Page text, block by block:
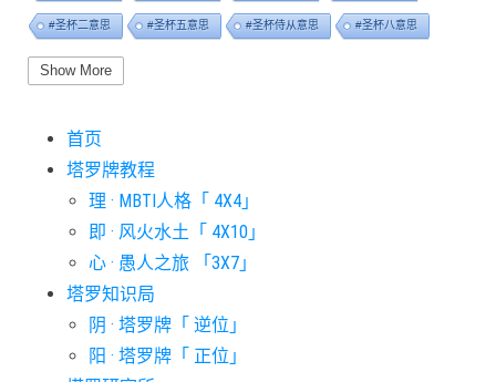
#圣杯二意思 #圣杯五意思 #圣杯侍从意思 #圣杯八意思
#圣杯六意思
#宝剑七意思
#宝剑五意思 #宝剑侍从意思
#宝剑十意思 #宝剑四意思 #宝剑国王意思
#审判牌意思
#愚人牌意思 #战车牌意思
#星币七意思 #星币三意思
#星币五意思 #星币侍从意思
Show More
首页
塔罗牌教程
理 · MBTI人格「 4X4」
即 · 风火水土「 4X10」
心 · 愚人之旅 「3X7」
塔罗知识局
阴 · 塔罗牌「 逆位」
阳 · 塔罗牌「 正位」